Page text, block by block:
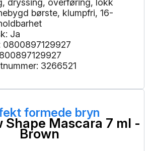
dryssing, overføring, lokk
børste, klumpfri, 16-
Ja
0800897129927
3266521
formede bryn
Shape Mascara 7 ml -
Brown